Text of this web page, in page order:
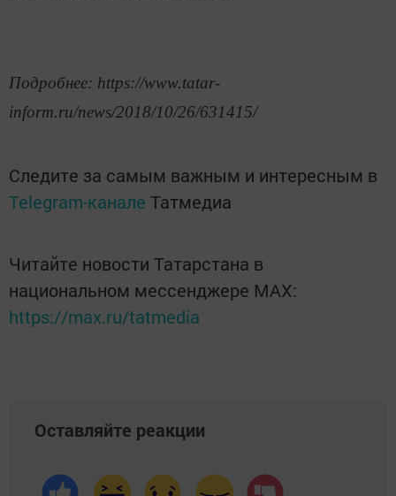
Подробнее: https://www.tatar-
inform.ru/news/2018/10/26/631415/
Следите за самым важным и интересным в
Telegram-канале Татмедиа
Читайте новости Татарстана в
национальном мессенджере MАХ:
https://max.ru/tatmedia
Оставляйте реакции